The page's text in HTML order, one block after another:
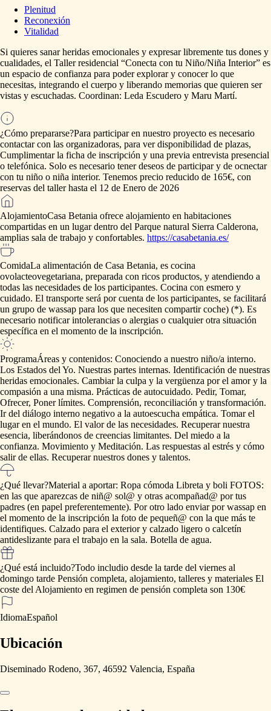
Plenitud
Reconexión
Vitalidad
Si quieres sanar heridas emocionales y expresar libremente tus dones y
cualidades, el Taller residencial “Conecta con tu Niño​/​Niña Interior” es
un espacio de confianza para poder explorar y conocer lo que
necesitas, integrando el cuerpo y liberando memorias que quieren ser
vistas y escuchadas. Coordinan: Leda Escudero y Maru Martí.
¿Cómo prepararse?Para participar en nuestro proyecto es necesario
contactar con las organizadoras, para ver disponibilidad de plazas,
Cumplimentar la ficha de inscripción y una previa entrevista presencial
o telefónica. Solo es necesario tener deseos de participar y de ocnectar
con tu niño o niña interior. Tenemos precio reducido de 165€, con
reservas del taller hasta el 12 de Enero de 2026
AlojamientoCasa Betania ofrece alojamiento en habitaciones
compartidas en un lugar dentro del Parque natural Sierra Calderona,
amplias sala de trabajo y confortables. https://casabetania.es/
ComidaLa alimentación de Casa Betania, es cocina
ovolacteovegetariana, preparada con ricos productos, y atendiendo a
todas las necesidades de los participantes. Cocina con esmero y
cuidado. El transporte será por cuenta de los participantes, se facilitará
un grupo de wassap para los que necesiten compartir coche) (*). Es
necesario notificar intolerancias o alergias o cualquier otra situación
específica en el momento de la inscripción.
ProgramaÁreas y contenidos: Conociendo a nuestro niño​/​a interno.
Los Estados del Yo. Nuestras partes internas. Identificación de nuestras
heridas emocionales. Cambiar la culpa y la vergüenza por el amor y la
compasión a una misma. Prácticas de autocuidado. Pedir, Tomar,
Ofrecer, Poner límites. Comprensión, reconciliación y transformación.
Ir del diálogo interno negativo a la autoescucha empática. Tomar el
lugar en el mundo. El valor de las necesidades. Recuperar nuestra
esencia, liberándonos de creencias limitantes. Del miedo a la
confianza. Movimiento y Meditación. Las respuestas al estrés y cómo
salir de ellas. Recuperar nuestros dones y talentos.
¿Qué llevar?Material a aportar: Ropa cómoda Libreta y boli FOTOS:
en las que aparezcas de niñ@ sol@ y otras acompañad@ por tus
padres (en papel preferentemente). Por otro lado enviar por wassap en
el momento de la inscripción la foto de pequeñ@ con la que más te
identifiques. Calzado para el exterior y calzado ligero o calcetín
antideslizante para el trabajo en la sala. Botella de agua.
¿Qué está incluido?Todo includio desde la tarde del viernes al
domingo tarde Pensión completa, alojamiento, talleres y materiales El
coste del Alojamiento en regimen de pensión completa son 130€
IdiomaEspañol
Ubicación
Diseminado Rodeno, 367, 46592 Valencia, España